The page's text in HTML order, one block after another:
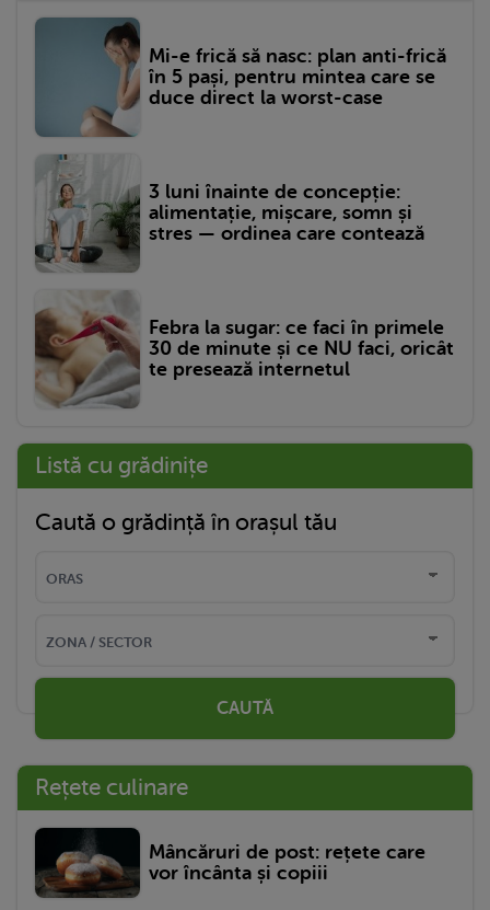
Mi-e frică să nasc: plan anti-frică
în 5 pași, pentru mintea care se
duce direct la worst-case
3 luni înainte de concepție:
alimentație, mișcare, somn și
stres — ordinea care contează
Febra la sugar: ce faci în primele
30 de minute și ce NU faci, oricât
te presează internetul
Listă cu grădinițe
Caută o grădință în orașul tău
CAUTĂ
Rețete culinare
Mâncăruri de post: rețete care
vor încânta și copiii